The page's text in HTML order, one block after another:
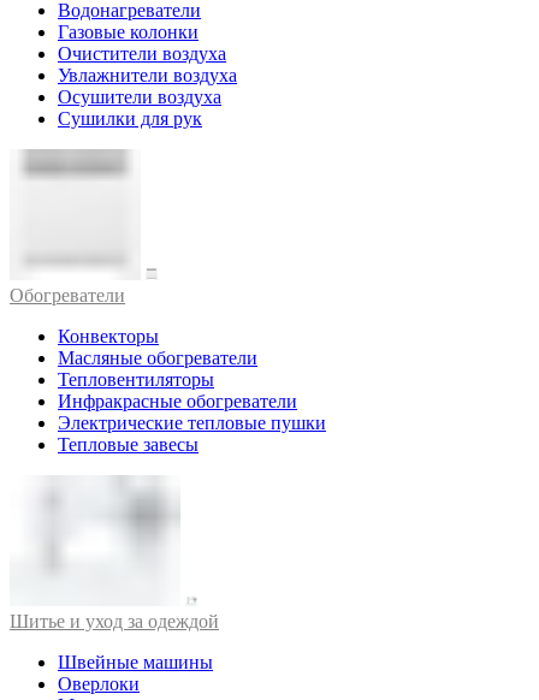
Водонагреватели
Газовые колонки
Очистители воздуха
Увлажнители воздуха
Осушители воздуха
Сушилки для рук
Обогреватели
Конвекторы
Масляные обогреватели
Тепловентиляторы
Инфракрасные обогреватели
Электрические тепловые пушки
Тепловые завесы
Шитье и уход за одеждой
Швейные машины
Оверлоки